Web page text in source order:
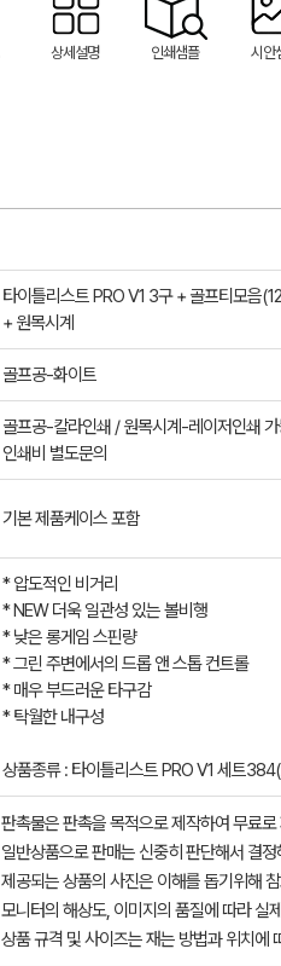
상세설명 인쇄샘플 시안
타이틀리스트 PRO V1 3구 + 골프티모음
+ 원목시계
골프공-화이트
골프공-칼라인쇄 / 원목시계-레이저인쇄
인쇄비 별도문의
기본 제품케이스 포함
* 압도적인 비거리
* NEW 더욱 일관성 있는 볼비행
* 낮은 롱게임 스핀량
* 그린 주변에서의 드롭 앤 스톱 컨트롤
* 매우 부드러운 타구감
* 탁월한 내구성
상품종류 : 타이틀리스트 PRO V1 세트
판촉물은 판촉을 목적으로 제작하여 무료로
일반상품으로 판매는 신중히 판단해서 결
제공되는 상품의 사진은 이해를 돕기위해
모니터의 해상도, 이미지의 품질에 따라 실
상품 규격 및 사이즈는 재는 방법과 위치에